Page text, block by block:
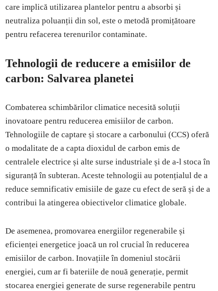
care implică utilizarea plantelor pentru a absorbi și
neutraliza poluanții din sol, este o metodă promițătoare
pentru refacerea terenurilor contaminate.
Tehnologii de reducere a emisiilor de
carbon: Salvarea planetei
Combaterea schimbărilor climatice necesită soluții
inovatoare pentru reducerea emisiilor de carbon.
Tehnologiile de captare și stocare a carbonului (CCS) oferă
o modalitate de a capta dioxidul de carbon emis de
centralele electrice și alte surse industriale și de a-l stoca în
siguranță în subteran. Aceste tehnologii au potențialul de a
reduce semnificativ emisiile de gaze cu efect de seră și de a
contribui la atingerea obiectivelor climatice globale.
De asemenea, promovarea energiilor regenerabile și
eficienței energetice joacă un rol crucial în reducerea
emisiilor de carbon. Inovațiile în domeniul stocării
energiei, cum ar fi bateriile de nouă generație, permit
stocarea energiei generate de surse regenerabile pentru